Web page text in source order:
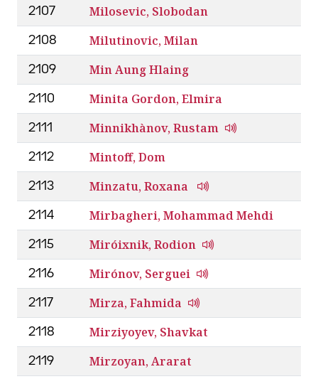
2107 Milosevic, Slobodan
2108 Milutinovic, Milan
2109 Min Aung Hlaing
2110 Minita Gordon, Elmira
2111 Minnikhànov, Rustam
2112 Mintoff, Dom
2113 Minzatu, Roxana
2114 Mirbagheri, Mohammad Mehdi
2115 Miróixnik, Rodion
2116 Mirónov, Serguei
2117 Mirza, Fahmida
2118 Mirziyoyev, Shavkat
2119 Mirzoyan, Ararat